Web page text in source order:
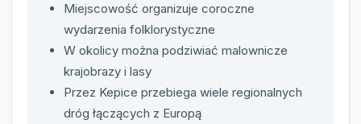
Miejscowość organizuje coroczne
wydarzenia folklorystyczne
W okolicy można podziwiać malownicze
krajobrazy i lasy
Przez Kepice przebiega wiele regionalnych
dróg łączących z Europą